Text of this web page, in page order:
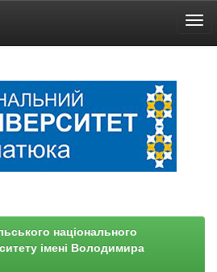
національного
імені Володимира